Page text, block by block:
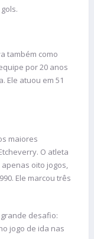
também como
por 20 anos
Ele atuou em 51
maiores
O atleta
apenas oito jogos,
Ele marcou três
desafio:
jogo de ida nas